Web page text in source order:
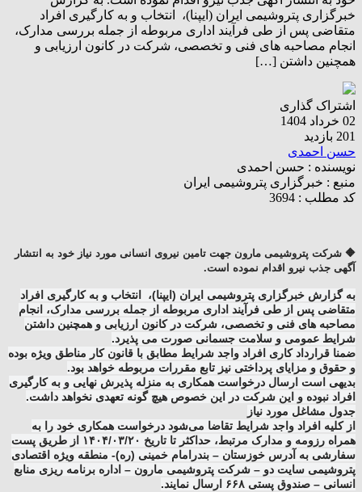
خبرگزاری پتروشیمی‌ ایران (ایپنا)، انتخاب و به کارگیری افراد
متقاضی پس از طی فرآیند اداری مربوطه از جمله بررسی مدارک،
انجام مصاحبه های فنی و تخصصی، شرکت در کانون ارزیابی و
همچنین داشتن […]
اشتراک گذاری
02 خرداد 1404
201 بازدید
حسن احمدی
نویسنده : حسن احمدی
منبع : خبرگزاری پتروشیمی‌ ایران
کد مطلب : 3694
🔶️ شرکت پتروشیمی مارون جهت تامین نیروی انسانی مورد نیاز خود به انتشار
آگهی جذب نیرو اقدام نموده است.
به گزارش خبرگزاری پتروشیمی‌ ایران (ایپنا)، انتخاب و به کارگیری افراد
متقاضی پس از طی فرآیند اداری مربوطه از جمله بررسی مدارک، انجام
مصاحبه های فنی و تخصصی، شرکت در کانون ارزیابی و همچنین داشتن
شرایط عمومی و سلامت جسمانی صورت می پذیرد.
ضمنا قرارداد کاری افراد واجد شرایط مطابق با قانون کار مناطق ویژه بوده
و حقوق و مزایای پرداختی نیز تابع مقررات مربوطه خواهد بود.
بدیهی است ارسال درخواست همکاری به منزله پذیرش نهایی و به کارگیری
افراد نبوده و این شرکت در این خصوص هیچ گونه تعهدی نخواهد داشت.
جدول مشاغل مورد نیاز
از کلیه افراد واجد شرایط تقاضا می‌شود درخواست همکاری خود را به
همراه رزومه و مدارک مرتبط، حداکثر تا تاریخ ۱۴۰۴/۰۳/۲۰ از طریق پست
سفارشی به آدرس خوزستان – بندرامام خمینی (ره)- منطقه ویژه اقتصادی
پتروشیمی سایت دو – شرکت پتروشیمی مارون – اداره برنامه ریزی منابع
انسانی – صندوق پستی ۶۶۸ ارسال نمایند.